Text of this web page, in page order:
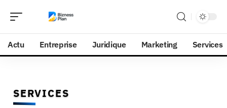
Actu Entreprise Juridique Marketing Services
SERVICES